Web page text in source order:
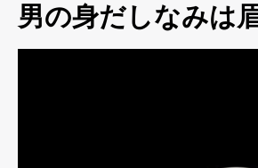
男の身だしなみは